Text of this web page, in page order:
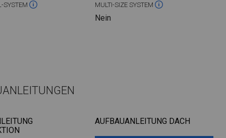
SYSTEM MULTI-SIZE SYSTEM
Nein
AUFBAUANLEITUNG DACH